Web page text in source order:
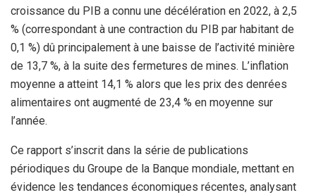
croissance du PIB a connu une décélération en 2022, à 2,5
% (correspondant à une contraction du PIB par habitant de
0,1 %) dû principalement à une baisse de l’activité minière
de 13,7 %, à la suite des fermetures de mines. L’inflation
moyenne a atteint 14,1 % alors que les prix des denrées
alimentaires ont augmenté de 23,4 % en moyenne sur
l’année.
Ce rapport s’inscrit dans la série de publications
périodiques du Groupe de la Banque mondiale, mettant en
évidence les tendances économiques récentes, analysant